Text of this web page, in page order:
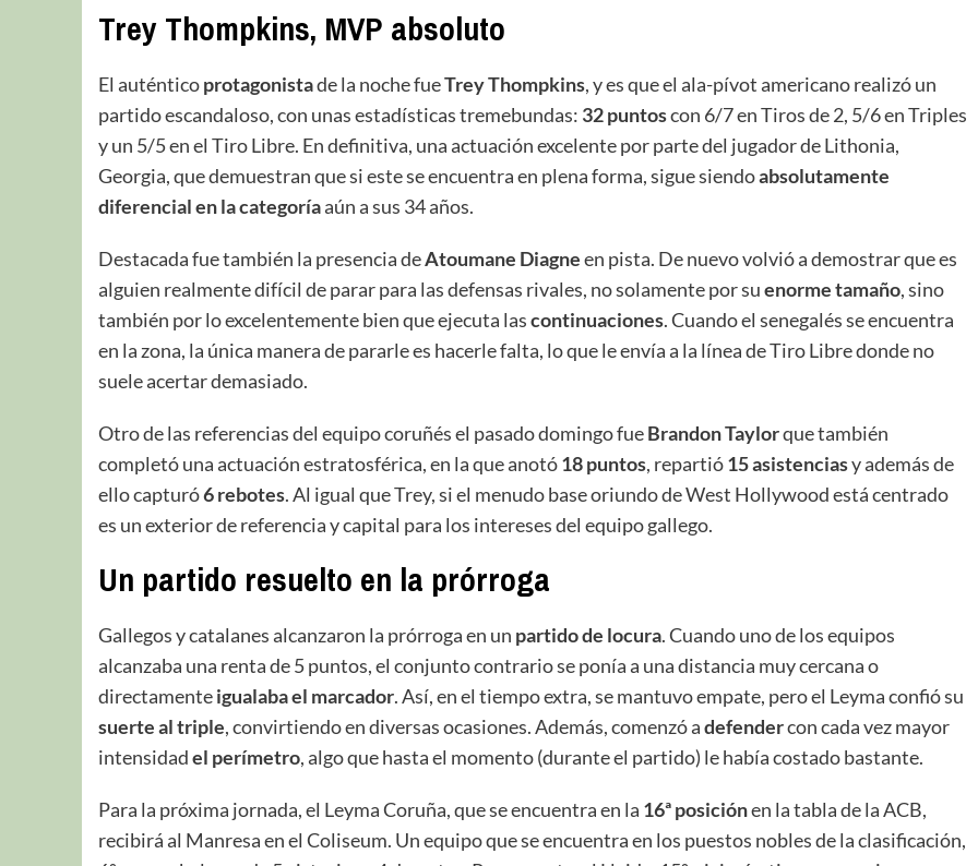
Trey Thompkins, MVP absoluto
El auténticoprotagonistade la noche fueTrey Thompkins, y es que el ala-pívot americano realizó un
partido escandaloso, con unas estadísticas tremebundas: 32 puntoscon 6/7 en Tiros de 2, 5/6 en Triples
y un 5/5 en el Tiro Libre. En definitiva, una actuación excelente por parte del jugador de Lithonia,
Georgia, que demuestran que si este se encuentra en plena forma, sigue siendoabsolutamente
diferencial en la categoríaaún a sus 34 años.
Destacada fue también la presencia deAtoumane Diagneen pista. De nuevo volvió a demostrar que es
alguien realmente difícil de parar para las defensas rivales, no solamente por suenorme tamaño, sino
también por lo excelentemente bien que ejecuta lascontinuaciones. Cuando el senegalés se encuentra
en la zona, la única manera de pararle es hacerle falta, lo que le envía a la línea de Tiro Libre donde no
suele acertar demasiado.
Otro de las referencias del equipo coruñés el pasado domingo fueBrandon Taylorque también
completó una actuación estratosférica, en la que anotó18 puntos, repartió15 asistenciasy además de
ello capturó6 rebotes. Al igual que Trey, si el menudo base oriundo de West Hollywood está centrado
es un exterior de referencia y capital para los intereses del equipo gallego.
Un partido resuelto en la prórroga
Gallegos y catalanes alcanzaron la prórroga en un partido de locura. Cuando uno de los equipos
alcanzaba una renta de 5 puntos, el conjunto contrario se ponía a una distancia muy cercana o
directamenteigualaba el marcador. Así, en el tiempo extra, se mantuvo empate, pero el Leyma confió su
suerte al triple, convirtiendo en diversas ocasiones. Además, comenzó adefendercon cada vez mayor
intensidadel perímetro, algo que hasta el momento (durante el partido) le había costado bastante.
Para la próxima jornada, el Leyma Coruña, que se encuentra en la 16ª posiciónen la tabla de la ACB,
recibirá al Manresa en el Coliseum. Un equipo que se encuentra en los puestos nobles de la clasificación,